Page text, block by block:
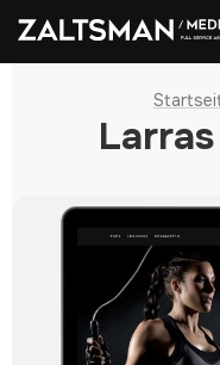
content